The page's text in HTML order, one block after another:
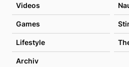
Videos
Games
Lifestyle
Archiv